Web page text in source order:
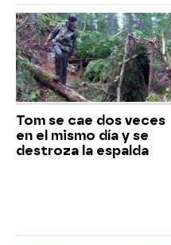
Tom se cae dos veces
en el mismo día y se
destroza la espalda